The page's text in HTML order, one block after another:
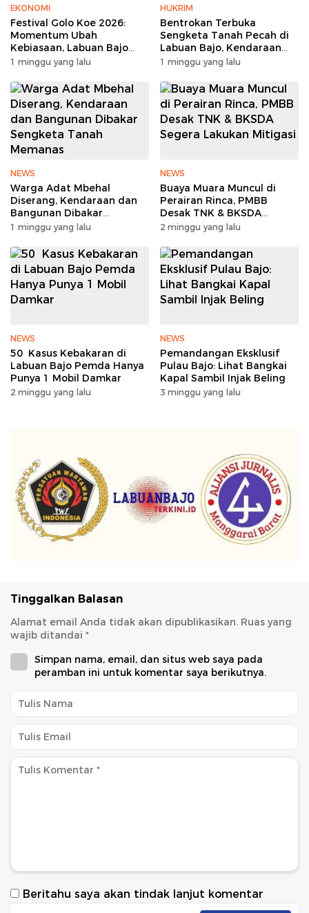
EKONOMI
Festival Golo Koe 2026:
Momentum Ubah
Kebiasaan, Labuan Bajo
Tanpa Sampah
1 minggu yang lalu
HUKRIM
Bentrokan Terbuka
Sengketa Tanah Pecah di
Labuan Bajo, Kendaraan
dan Pondok Dibakar
1 minggu yang lalu
NEWS
Warga Adat Mbehal
Diserang, Kendaraan dan
Bangunan Dibakar
Sengketa Tanah Memanas
1 minggu yang lalu
NEWS
Buaya Muara Muncul di
Perairan Rinca, PMBB
Desak TNK & BKSDA
Segera Lakukan Mitigasi
2 minggu yang lalu
NEWS
50 Kasus Kebakaran di
Labuan Bajo Pemda Hanya
Punya 1 Mobil Damkar
2 minggu yang lalu
NEWS
Pemandangan Eksklusif
Pulau Bajo: Lihat Bangkai
Kapal Sambil Injak Beling
3 minggu yang lalu
Tinggalkan Balasan
Alamat email Anda tidak akan dipublikasikan. Ruas yang
wajib ditandai *
Simpan nama, email, dan situs web saya pada
peramban ini untuk komentar saya berikutnya.
Beritahu saya akan tindak lanjut komentar